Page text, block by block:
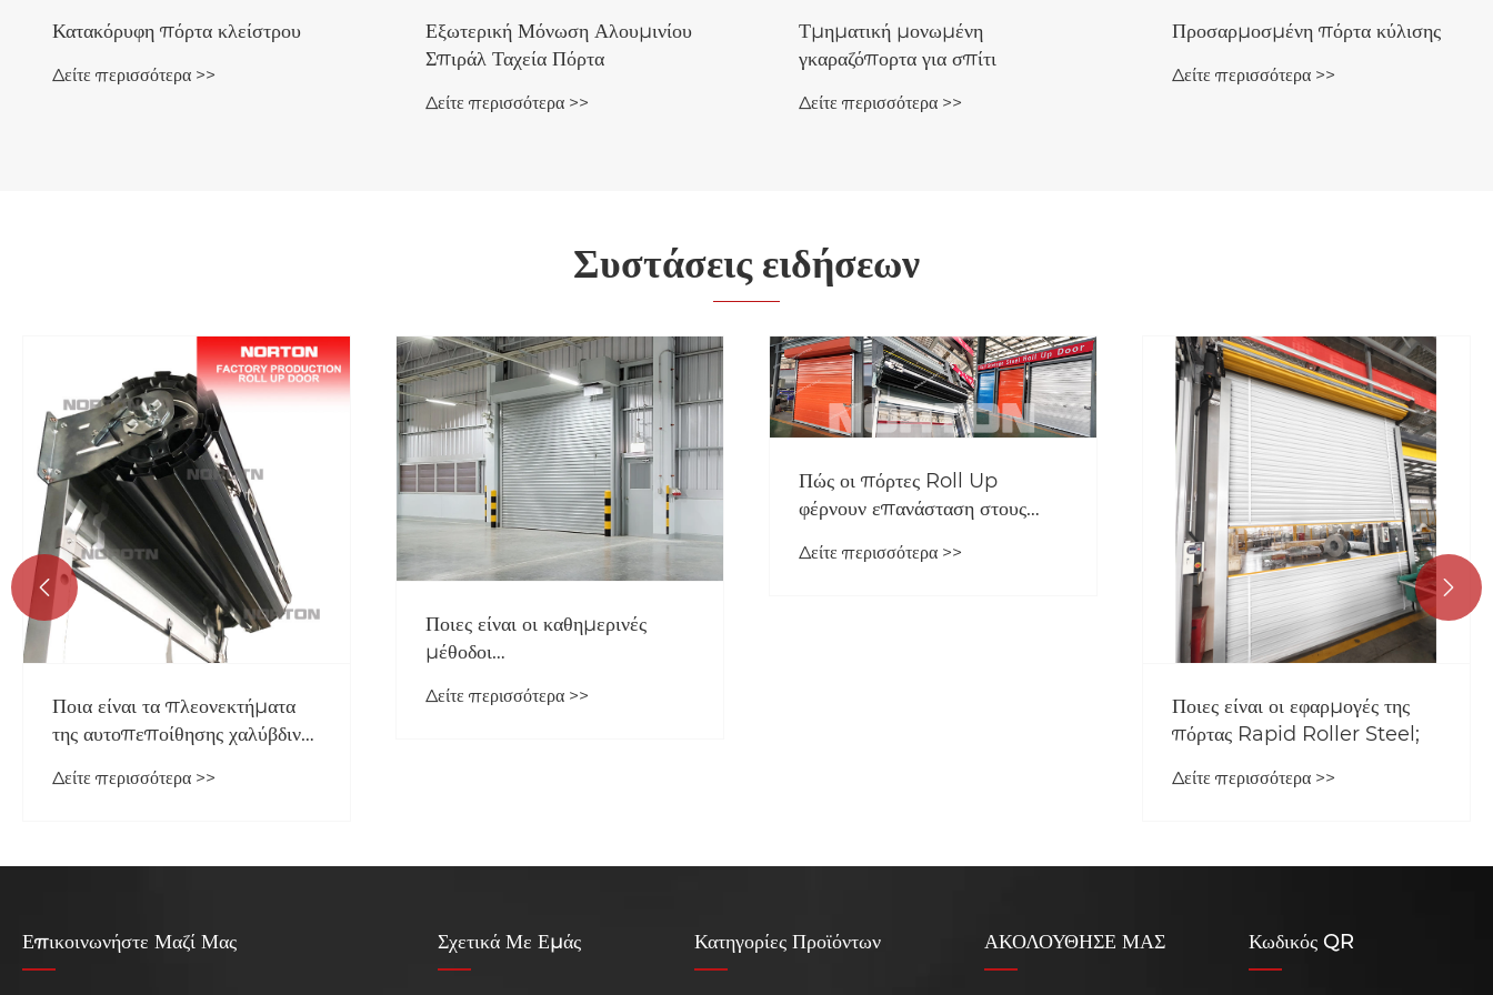
Κατακόρυφη πόρτα κλείστρου
Δείτε περισσότερα >>
Εξωτερική Μόνωση Αλουμινίου
Σπιράλ Ταχεία Πόρτα
Δείτε περισσότερα >>
Τμηματική μονωμένη
γκαραζόπορτα για σπίτι
Δείτε περισσότερα >>
Προσαρμοσμένη πόρτα κύλισης
Δείτε περισσότερα >>
Συστάσεις ειδήσεων
Ποια είναι τα πλεονεκτήματα
της αυτοπεποίθησης χαλύβδινης
Δείτε περισσότερα >>
Ποιες είναι οι καθημερινές
μέθοδοι
Δείτε περισσότερα >>
Πώς οι πόρτες Roll Up
φέρνουν επανάσταση στους
χώρους
Δείτε περισσότερα >>
Ποιες είναι οι εφαρμογές της
πόρτας Rapid Roller Steel;
Δείτε περισσότερα >>
 
Επικοινωνήστε Μαζί Μας Σχετικά Με Εμάς Κατηγορίες Προϊόντων ΑΚΟΛΟΥΘΗΣΕ ΜΑΣ Κωδικός QR